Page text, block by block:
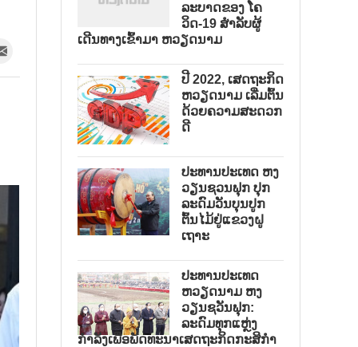
ລະບາດຂອງ ໂຄ
ວິດ-19 ສຳລັບຜູ້
ເດີນທາງເຂົ້າມາ ຫວຽດນາມ
ປີ 2022, ເສດຖະກິດ
ຫວຽດນາມ ເລີ່ມຕົ້ນ
ດ້ວຍຄວາມສະດວກ
ດີ
ປະທານປະເທດ ຫງ
ວຽນຊວນຟຸກ ປຸກ
ລະດົມວັນບຸນປູກ
ຕົ້ນໄມ້ຢູ່ແຂວງຝູ
ເຖາະ
ປະທານປະເທດ
ຫວຽດນາມ ຫງ
ວຽນຊວັນຟຸກ:
ລະດົມທຸກແຫຼ່ງ
ກຳລັງເພື່ອພັດທະນາເສດຖະກິດກະສິກຳ